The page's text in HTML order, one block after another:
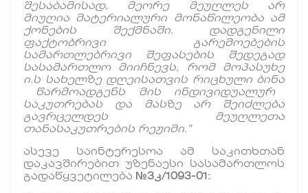
შესაბამისად, მეორე მეუღლეს
არ
მიუღია
მატერიალური მონაწილეობა
ამ
ქონების
შექმნაში. დადგენილი
ფაქტობრივი
გარემოებების
სამართლებრივი
შეფასების
შედეგად
სასამართლო
მიიჩნევს, რომ
მოპასუხე
ი.ს სახელზე დღეისათვის რიცხული ბინა
წარმოადგენს
მის
ინდივიდუალურ
საკუთრებას
და მასზე არ
შეიძლება
გავრცელდეს
მეუღლეთა
თანასაკუთრების რეჟიმი.”
ასევე საინტერესოა ამ საკითხთან
დაკავშირებით უზენაესი სასამართლოს
გადაწყვეტილება №3კ/1093-01: